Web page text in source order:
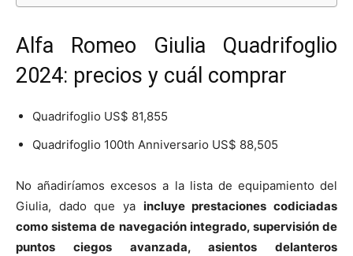
Alfa Romeo Giulia Quadrifoglio
2024: precios y cuál comprar
Quadrifoglio US$ 81,855
Quadrifoglio 100th Anniversario US$ 88,505
No añadiríamos excesos a la lista de equipamiento del
Giulia, dado que ya incluye prestaciones codiciadas
como sistema de navegación integrado, supervisión de
puntos ciegos avanzada, asientos delanteros